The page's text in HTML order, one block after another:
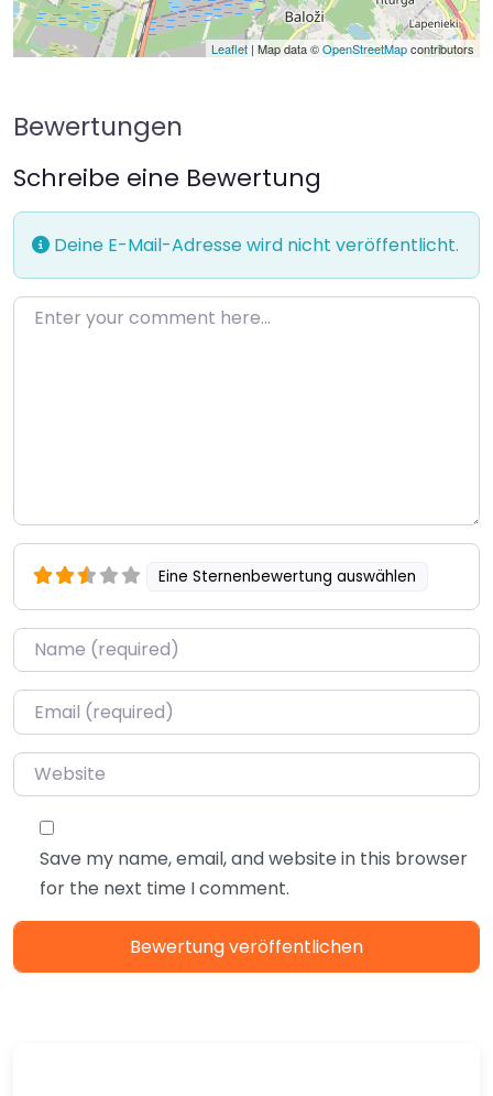
Leaflet | Map data ©OpenStreetMapcontributors
Bewertungen
Schreibe eine Bewertung
Deine E-Mail-Adresse wird nicht veröffentlicht.
Enter your comment here…
Eine Sternenbewertung auswählen
Name*
Email*
Website
Save my name, email, and website in this browser
for the next time I comment.